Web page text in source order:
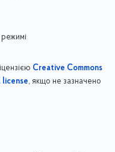
Creative Commons
, якщо не зазначено